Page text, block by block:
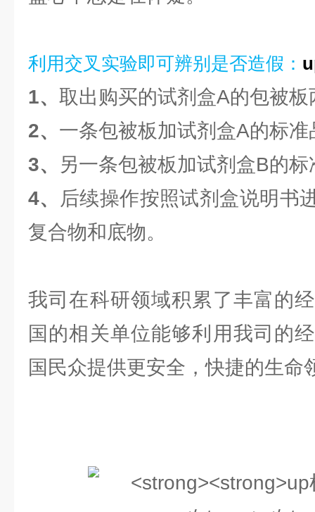
利用交叉实验即可辨别是否造假：
1、 取出购买的试剂盒A的包被板
2、 一条包被板加试剂盒A的标
3、
另一条包被板加试剂盒B的
4、
后续操作按照试剂盒说明书
复合物和底物。
我司在科研领域积累了丰富的
国的相关单位能够利用我司的
国民众提供更安全，快捷的生命